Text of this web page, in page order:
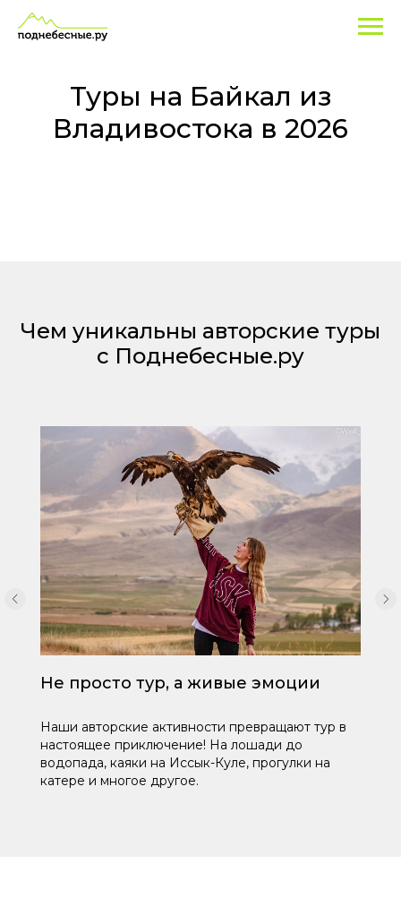
Туры
на
Байкал
Владивостока
Туры на Байкал из
Владивостока в 2026
Чем уникальны авторские туры
с Поднебесные.ру
Не просто тур, а живые эмоции
Наши авторские активности превращают тур в
настоящее приключение! На лошади до
водопада, каяки на Иссык-Куле, прогулки на
катере и многое другое.